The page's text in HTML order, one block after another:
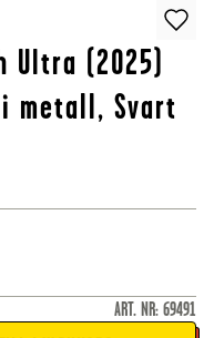
Ultra (2025)
metall, Svart
ART. NR: 69491